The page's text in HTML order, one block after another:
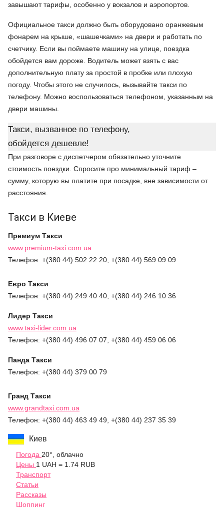
завышают тарифы, особенно у вокзалов и аэропортов.
Официальное такси должно быть оборудовано оранжевым
фонарем на крыше, «шашечками» на двери и работать по
счетчику. Если вы поймаете машину на улице, поездка
обойдется вам дороже. Водитель может взять с вас
дополнительную плату за простой в пробке или плохую
погоду. Чтобы этого не случилось, вызывайте такси по
телефону. Можно воспользоваться телефоном, указанным на
двери машины.
Такси, вызванное по телефону,
обойдется дешевле!
При разговоре с диспетчером обязательно уточните
стоимость поездки. Спросите про минимальный тариф –
сумму, которую вы платите при посадке, вне зависимости от
расстояния.
Такси в Киеве
Премиум Такси
www.premium-taxi.com.ua
Телефон: +(380 44) 502 22 20, +(380 44) 569 09 09
Евро Такси
Телефон: +(380 44) 249 40 40, +(380 44) 246 10 36
Лидер Такси
www.taxi-lider.com.ua
Телефон: +(380 44) 496 07 07, +(380 44) 459 06 06
Панда Такси
Телефон: +(380 44) 379 00 79
Гранд Такси
www.grandtaxi.com.ua
Телефон: +(380 44) 463 49 49, +(380 44) 237 35 39
Киев
Погода 20°, облачно
Цены 1 UAH = 1.74 RUB
Транспорт
Статьи
Рассказы
Шоппинг